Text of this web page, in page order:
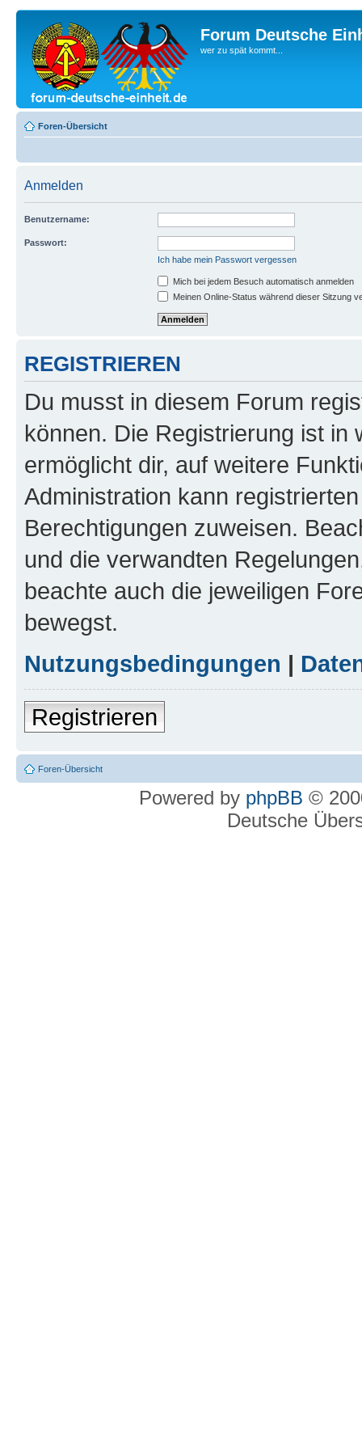
Forum Deutsche
wer zu spät kommt...
Foren-Übersicht
Anmelden
Benutzername:
Passwort:
Ich habe mein Passwort vergessen
Mich bei jedem Besuch automatisch anmelden
Meinen Online-Status während dieser Sitzung
REGISTRIEREN
Du musst in diesem Forum
können. Die Registrierung ist in
ermöglicht dir, auf weitere
Administration kann
Berechtigungen zuweisen.
und die verwandten
beachte auch die jeweiligen
bewegst.
Nutzungsbedingungen |
Registrieren
Foren-Übersicht
Powered by phpBB ©
Deutsche